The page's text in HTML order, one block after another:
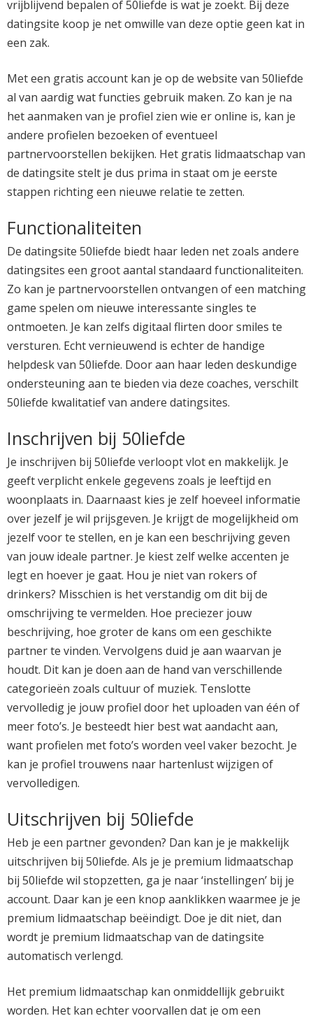
vrijblijvend bepalen of 50liefde is wat je zoekt. Bij deze
datingsite koop je net omwille van deze optie geen kat in
een zak.
Met een gratis account kan je op de website van 50liefde
al van aardig wat functies gebruik maken. Zo kan je na
het aanmaken van je profiel zien wie er online is, kan je
andere profielen bezoeken of eventueel
partnervoorstellen bekijken. Het gratis lidmaatschap van
de datingsite stelt je dus prima in staat om je eerste
stappen richting een nieuwe relatie te zetten.
Functionaliteiten
De datingsite 50liefde biedt haar leden net zoals andere
datingsites een groot aantal standaard functionaliteiten.
Zo kan je partnervoorstellen ontvangen of een matching
game spelen om nieuwe interessante singles te
ontmoeten. Je kan zelfs digitaal flirten door smiles te
versturen. Echt vernieuwend is echter de handige
helpdesk van 50liefde. Door aan haar leden deskundige
ondersteuning aan te bieden via deze coaches, verschilt
50liefde kwalitatief van andere datingsites.
Inschrijven bij 50liefde
Je inschrijven bij 50liefde verloopt vlot en makkelijk. Je
geeft verplicht enkele gegevens zoals je leeftijd en
woonplaats in. Daarnaast kies je zelf hoeveel informatie
over jezelf je wil prijsgeven. Je krijgt de mogelijkheid om
jezelf voor te stellen, en je kan een beschrijving geven
van jouw ideale partner. Je kiest zelf welke accenten je
legt en hoever je gaat. Hou je niet van rokers of
drinkers? Misschien is het verstandig om dit bij de
omschrijving te vermelden. Hoe preciezer jouw
beschrijving, hoe groter de kans om een geschikte
partner te vinden. Vervolgens duid je aan waarvan je
houdt. Dit kan je doen aan de hand van verschillende
categorieën zoals cultuur of muziek. Tenslotte
vervolledig je jouw profiel door het uploaden van één of
meer foto’s. Je besteedt hier best wat aandacht aan,
want profielen met foto’s worden veel vaker bezocht. Je
kan je profiel trouwens naar hartenlust wijzigen of
vervolledigen.
Uitschrijven bij 50liefde
Heb je een partner gevonden? Dan kan je je makkelijk
uitschrijven bij 50liefde. Als je je premium lidmaatschap
bij 50liefde wil stopzetten, ga je naar ‘instellingen’ bij je
account. Daar kan je een knop aanklikken waarmee je je
premium lidmaatschap beëindigt. Doe je dit niet, dan
wordt je premium lidmaatschap van de datingsite
automatisch verlengd.
Het premium lidmaatschap kan onmiddellijk gebruikt
worden. Het kan echter voorvallen dat je om een